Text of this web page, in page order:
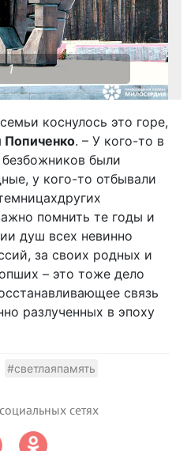
1
коснулось это горе,
Попиченко. – У кого-то в
были
у кого-то отбывали
помнить те годы и
душ всех невинно
за своих родных и
– это тоже дело
связь
разлученных в эпоху
#светлаяпамять
сетях